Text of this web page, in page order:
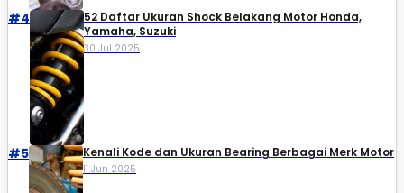
#4
52 Daftar Ukuran Shock Belakang Motor Honda,
Yamaha, Suzuki​
30 Jul 2025
#5 Kenali Kode dan Ukuran Bearing Berbagai Merk Motor
11 Jun 2025